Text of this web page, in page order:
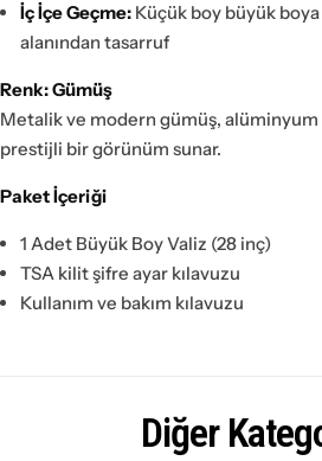
İç İçe Geçme: Küçük boy büyük
alanından tasarruf
Renk: Gümüş
Metalik ve modern gümüş,
prestijli bir görünüm sunar.
Paket İçeriği
1 Adet Büyük Boy Valiz (28 inç)
TSA kilit şifre ayar kılavuzu
Kullanım ve bakım kılavuzu
Diğer